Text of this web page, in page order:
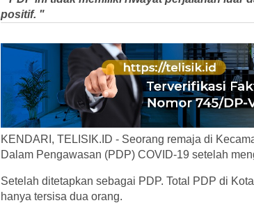
positif. "
KENDARI, TELISIK.ID - Seorang remaja di
Dalam Pengawasan (PDP) COVID-19 setelah
Setelah ditetapkan sebagai PDP. Total PDP di
hanya tersisa dua orang.